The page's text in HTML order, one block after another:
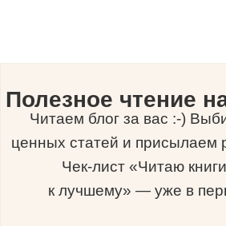
Полезное чтение
Читаем блог за вас :-)
ценных статей и присылаем
Чек-лист «Читаю
к лучшему» — уже в